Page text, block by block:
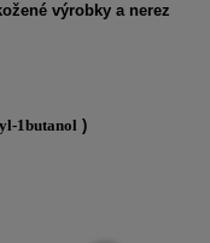
výrobky a nerez
1butanol )